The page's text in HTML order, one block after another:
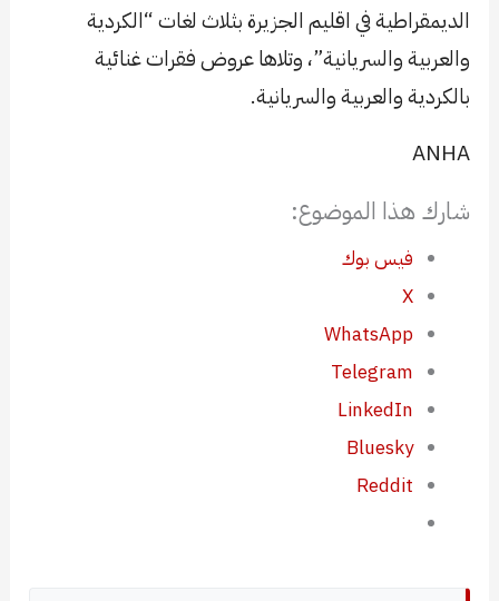
الديمقراطية في اقليم الجزيرة بثلاث لغات “الكردية
والعربية والسريانية”، وتلاها عروض فقرات غنائية
بالكردية والعربية والسريانية.
ANHA
شارك هذا الموضوع:
فيس بوك
X
WhatsApp
Telegram
LinkedIn
Bluesky
Reddit